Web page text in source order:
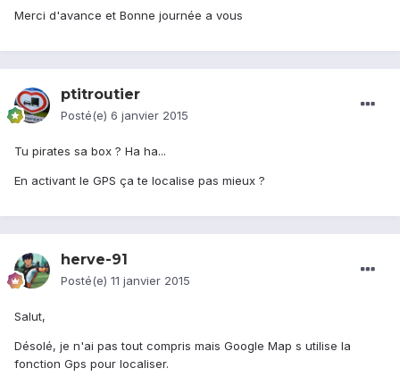
Merci d'avance et Bonne journée a vous
ptitroutier
Posté(e) 6 janvier 2015
Tu pirates sa box ? Ha ha...
En activant le GPS ça te localise pas mieux ?
herve-91
Posté(e) 11 janvier 2015
Salut,
Désolé, je n'ai pas tout compris mais Google Map s utilise la
fonction Gps pour localiser.